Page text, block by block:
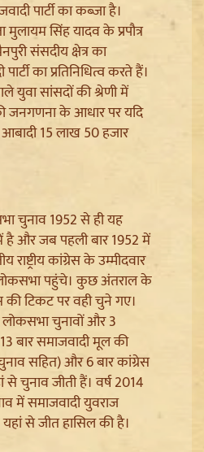
Brij Bhushan के खिलाफ
Battle का अंत
'राम के नाम पर लूट हो रही',
Sena UBT का हमला
पार्टी का कब्जा है।
मुलायम सिंह यादव के प्रपौत्र
संसदीय क्षेत्र का
का प्रतिनिधित्व करते हैं।
युवा सांसदों की श्रेणी में
जनगणना के आधार पर यदि
15 लाख 50 हजार
चुनाव 1952 से ही यह
है और जब पहली बार 1952 में
राष्ट्रीय कांग्रेस के उम्मीदवार
लोकसभा पहुंचे। कुछ अंतराल के
की टिकट पर वही चुने गए।
चुनावों और 3
बार समाजवादी मूल की
सहित) और 6 बार कांग्रेस
चुनाव जीती हैं। वर्ष 2014
में समाजवादी युवराज
से जीत हासिल की है।